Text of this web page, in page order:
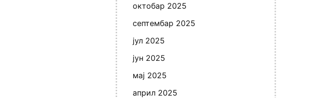
октобар 2025
септембар 2025
јул 2025
јун 2025
мај 2025
април 2025